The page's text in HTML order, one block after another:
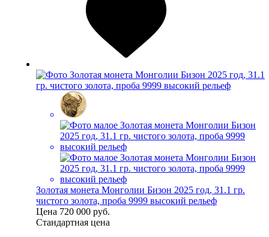
Золотая монета Монголии Бизон 2025 год, 31.1 гр.
чистого золота, проба 9999 высокий рельеф
Цена 720 000 руб.
Стандартная цена